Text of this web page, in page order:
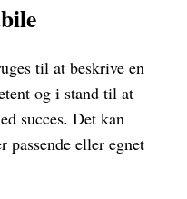
til at beskrive en
og i stand til at
succes. Det kan
passende eller egnet